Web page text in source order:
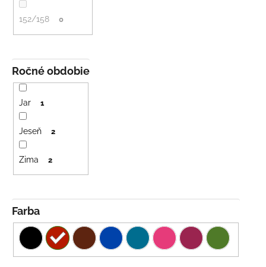
Farba
Ročné obdobie
Jar 1
Jeseň 2
Zima 2
152/158 0
LETNÉ
NOHAVICE
€29